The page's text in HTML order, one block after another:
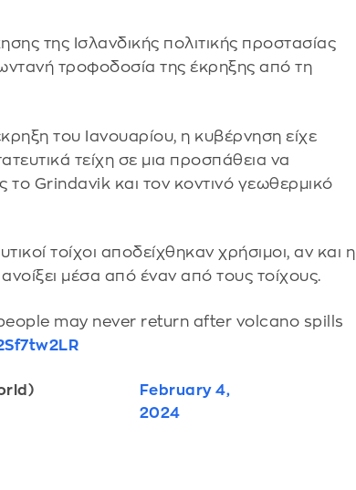
της Ισλανδικής πολιτικής προστασίας
τροφοδοσία της έκρηξης από τη
του Ιανουαρίου, η κυβέρνηση είχε
τείχη σε μια προσπάθεια να
Grindavik και τον κοντινό γεωθερμικό
τοίχοι αποδείχθηκαν χρήσιμοι, αν και η
μέσα από έναν από τους τοίχους.
may never return after volcano spills
February 4,
2024